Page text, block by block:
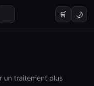
🛒 🌙
un traitement plus